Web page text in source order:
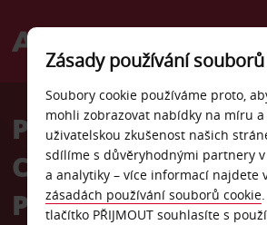
Welcome
AvisPronájem auta
Care Center, New
Park
Zásady používání
Soubory cookie používáme proto,
mohli zobrazovat nabídky na míru a
uživatelskou zkušenost našich
sdílíme s důvěryhodnými partnery
a analytiky – více informací najdete
zásadách používání souborů cookie
tlačítko PŘIJMOUT souhlasíte s